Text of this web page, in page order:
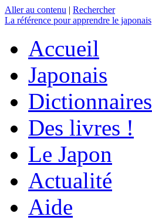
Aller au contenu | Rechercher
La référence pour apprendre le japonais
Accueil
Japonais
Dictionnaires
Des livres !
Le Japon
Actualité
Aide